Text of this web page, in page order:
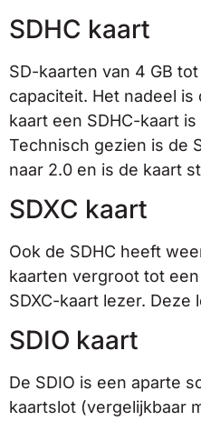
SDHC kaart
SD-kaarten van 4 GB
capaciteit. Het nadeel
kaart een SDHC-kaart
Technisch gezien is de
naar 2.0 en is de kaart
SDXC kaart
Ook de SDHC heeft
kaarten vergroot tot
SDXC-kaart lezer.
SDIO kaart
De SDIO is een aparte
kaartslot (vergelijkbaar